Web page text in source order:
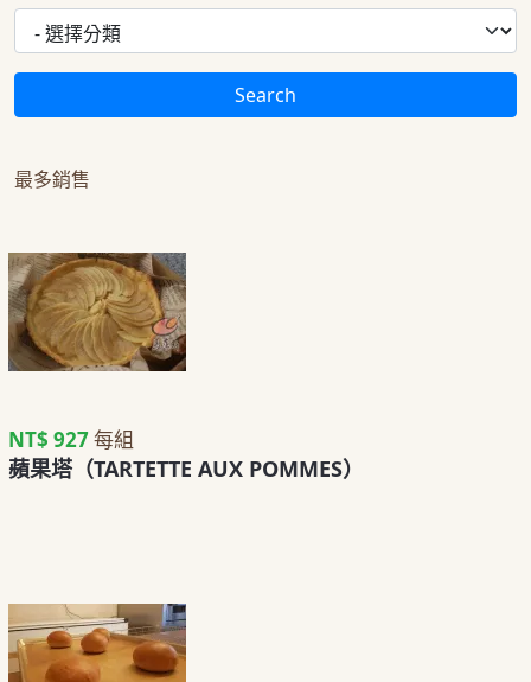
Search
最多銷售
NT$ 927每組
蘋果塔（TARTETTE AUX POMMES）